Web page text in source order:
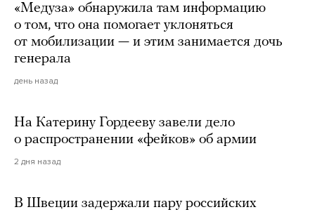
«Медуза» обнаружила там информацию
о том, что она помогает уклоняться
от мобилизации — и этим занимается дочь
генерала
день назад
На Катерину Гордееву завели дело
о распространении «фейков» об армии
2 дня назад
В Швеции задержали пару российских